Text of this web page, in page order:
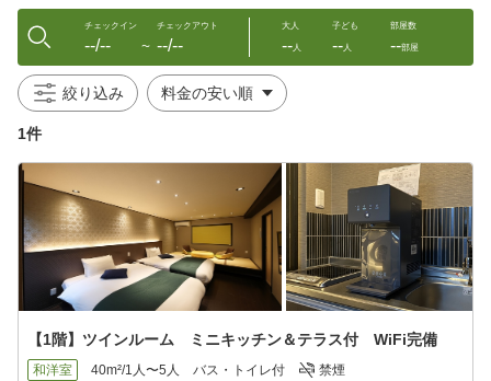
※火曜は隔週で洋弁当かタマゴサンド
※予告なく内容が変更になることもあるので予めご了承ください
※朝食は部屋の前の台に朝8時までに置かせていただきます
※朝食不要の方は、備考欄にご記入ください
■近隣の大浴場（誠の湯）
・営業時間：8:00-22:00（23時閉店）
※1予約につき1枚/人の入浴券。連泊の場合でも1枚/人の入浴券と
なります
■おすすめポイント
・UCC珈琲無料サービス（マイルド、シティロースト、炭火珈
└アールグレイ、緑茶もお飲み頂けます
・阿闍梨餅をお茶菓子として無料サービス
■観光
西本願寺…徒歩約14分
チェックイン
--/-- 〜
チェックアウト
--/--
大人
--人
子ども
--人
部屋数
--部屋
絞り込み
1件
【1階】ツインルーム ミニキッチン＆テラス付 WiFi完備
和洋室 40m²/1人〜5人 バス・トイレ付 禁煙